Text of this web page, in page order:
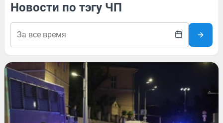
Новости по тэгу ЧП